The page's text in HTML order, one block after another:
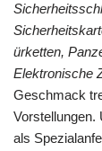
ürketten,
Elektronische
Geschmack
Vorstellungen.
als